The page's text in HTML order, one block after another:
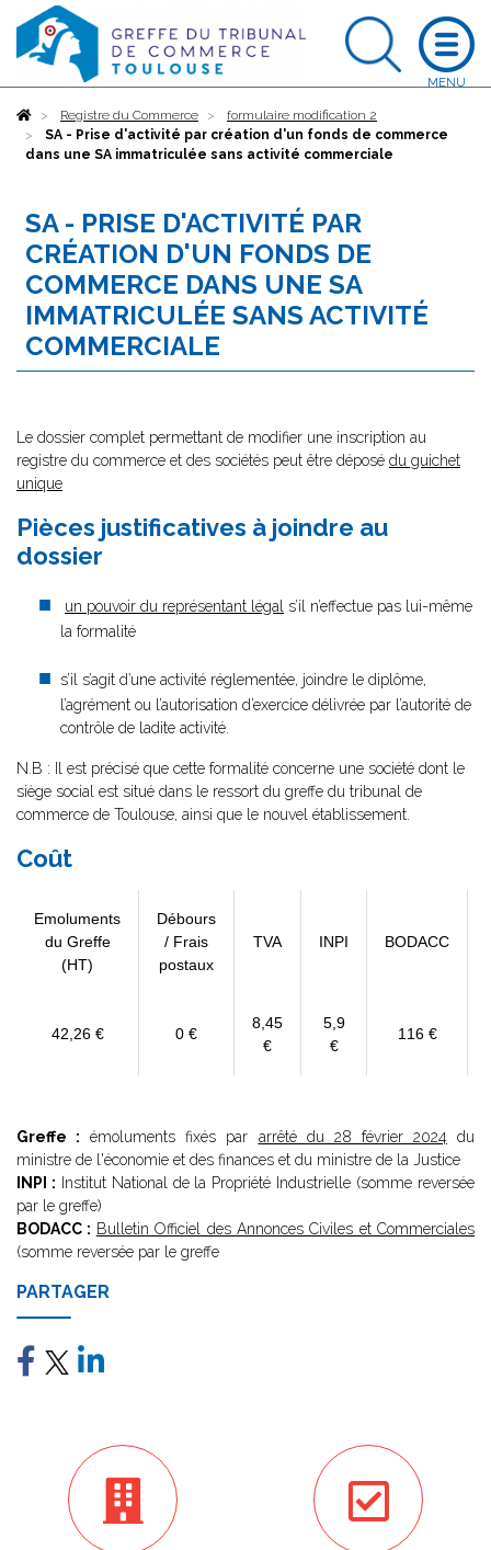
AccueilRegistre du Commerce
formulaire modification 2
SA - Prise d'activité par création d'un fonds de commerce
dans une SA immatriculée sans activité commerciale
SA - PRISE D'ACTIVITÉ PAR
CRÉATION D'UN FONDS DE
COMMERCE DANS UNE SA
IMMATRICULÉE SANS ACTIVITÉ
COMMERCIALE
Le dossier complet permettant de modifier une inscription au
registre du commerce et des sociétés peut être déposé du guichet
unique
Pièces justificatives à joindre au
dossier
un pouvoir du représentant légal s’il n’effectue pas lui-même
la formalité
s’il s’agit d’une activité réglementée, joindre le diplôme,
l’agrément ou l’autorisation d’exercice délivrée par l’autorité de
contrôle de ladite activité.
N.B : Il est précisé que cette formalité concerne une société dont le
siège social est situé dans le ressort du greffe du tribunal de
commerce de Toulouse, ainsi que le nouvel établissement.
Coût
Emoluments
du Greffe
(HT)
Débours
/ Frais
postaux
TVA INPI BODACC
42,26 € 0 €
8,45
€
5,9
€
116 €
Greffe : émoluments fixés par arrêté du 28 février 2024 du
ministre de l'économie et des finances et du ministre de la Justice
INPI : Institut National de la Propriété Industrielle (somme reversée
par le greffe)
BODACC : Bulletin Officiel des Annonces Civiles et Commerciales
(somme reversée par le greffe
PARTAGER